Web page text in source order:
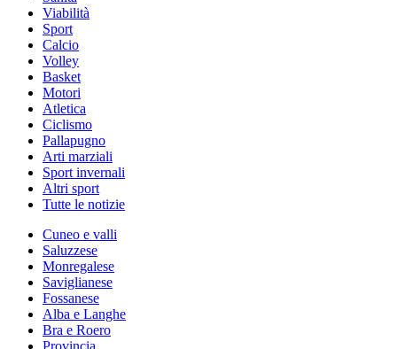
Viabilità
Sport
Calcio
Volley
Basket
Motori
Atletica
Ciclismo
Pallapugno
Arti marziali
Sport invernali
Altri sport
Tutte le notizie
Cuneo e valli
Saluzzese
Monregalese
Saviglianese
Fossanese
Alba e Langhe
Bra e Roero
Provincia